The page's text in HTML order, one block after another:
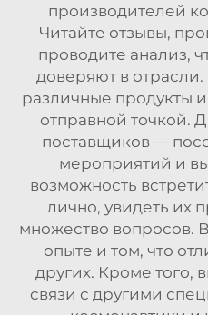
производителей
Читайте отзывы,
проводите анализ,
доверяют в
различные продукты
отправной точкой.
поставщиков —
мероприятий и
возможность
лично, увидеть их
множество вопросов.
опыте и том, что
других. Кроме того,
связи с другими